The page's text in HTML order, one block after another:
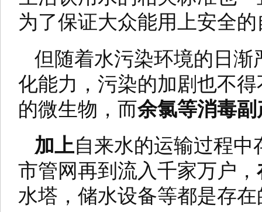
为了保证大众能用上安全
但随着水污染环境的日
化能力，污染的加剧也不
的微生物，而余氯等消毒
加上自来水的运输过程
市管网再到流入千家万户，
水塔，储水设备等都是存